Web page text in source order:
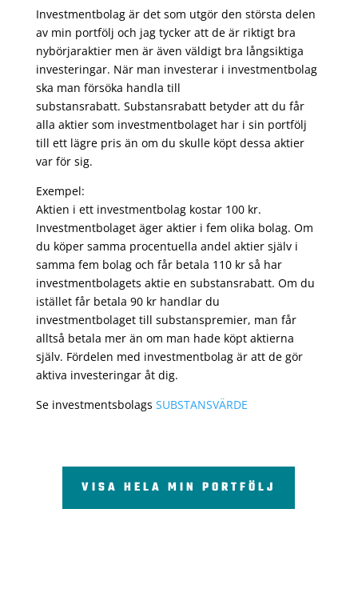
Investmentbolag är det som utgör den största delen
av min portfölj och jag tycker att de är riktigt bra
nybörjaraktier men är även väldigt bra långsiktiga
investeringar. När man investerar i investmentbolag
ska man försöka handla till
substansrabatt. Substansrabatt betyder att du får
alla aktier som investmentbolaget har i sin portfölj
till ett lägre pris än om du skulle köpt dessa aktier
var för sig.
Exempel:
Aktien i ett investmentbolag kostar 100 kr.
Investmentbolaget äger aktier i fem olika bolag. Om
du köper samma procentuella andel aktier själv i
samma fem bolag och får betala 110 kr så har
investmentbolagets aktie en substansrabatt. Om du
istället får betala 90 kr handlar du
investmentbolaget till substanspremier, man får
alltså betala mer än om man hade köpt aktierna
själv. Fördelen med investmentbolag är att de gör
aktiva investeringar åt dig.
Se investmentsbolags SUBSTANSVÄRDE
VISA HELA MIN PORTFÖLJ